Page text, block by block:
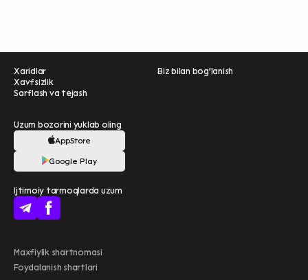
Xaridlar
Xavfsizlik
Sarflash va tejash
Biz bilan bog'lanish
Uzum bozorini yuklab oling
AppStore
Google Play
Maxfiylik shartnomasi
Foydalanish shartlari
Ijtimoiy tarmoqlarda uzum
Uzum Bank bilan
ko'proq imtiyozlar
Ravnaqimizga hissa
qo'shing — so‘rovnomada
qatnashing ❤️
boshlash